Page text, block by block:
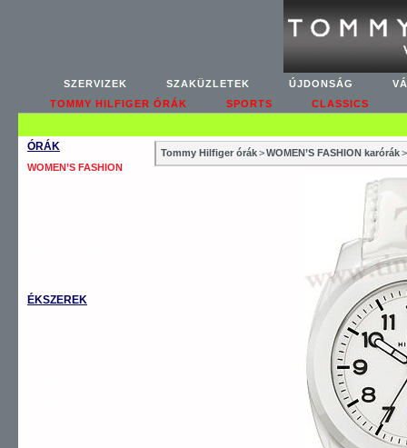
SZERVIZEK SZAKÜZLETEK ÚJDONSÁG
TOMMY HILFIGER ÓRÁK
SPORTS CLASSICS
ÓRÁK
WOMEN’S FASHION
ÉKSZEREK
Tommy Hilfiger órák>WOMEN’S FASHION karórák>